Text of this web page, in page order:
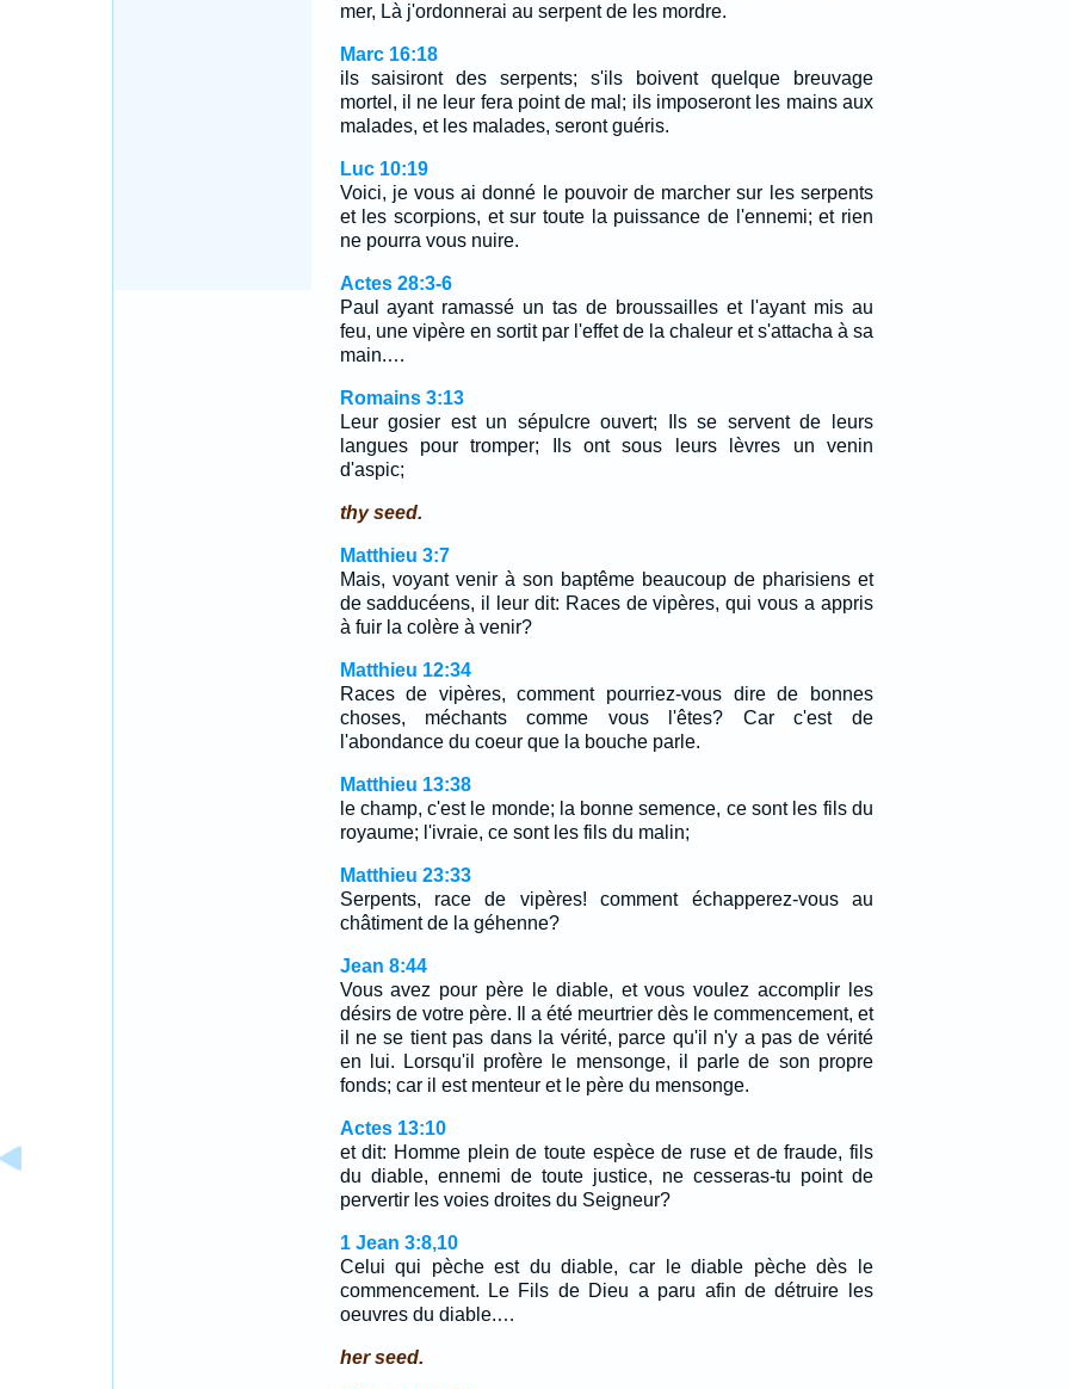
mer, Là j'ordonnerai au serpent de les mordre.
Marc 16:18
ils saisiront des serpents; s'ils boivent quelque breuvage
mortel, il ne leur fera point de mal; ils imposeront les mains aux
malades, et les malades, seront guéris.
Luc 10:19
Voici, je vous ai donné le pouvoir de marcher sur les serpents
et les scorpions, et sur toute la puissance de l'ennemi; et rien
ne pourra vous nuire.
Actes 28:3-6
Paul ayant ramassé un tas de broussailles et l'ayant mis au
feu, une vipère en sortit par l'effet de la chaleur et s'attacha à sa
main.…
Romains 3:13
Leur gosier est un sépulcre ouvert; Ils se servent de leurs
langues pour tromper; Ils ont sous leurs lèvres un venin
d'aspic;
thy seed.
Matthieu 3:7
Mais, voyant venir à son baptême beaucoup de pharisiens et
de sadducéens, il leur dit: Races de vipères, qui vous a appris
à fuir la colère à venir?
Matthieu 12:34
Races de vipères, comment pourriez-vous dire de bonnes
choses, méchants comme vous l'êtes? Car c'est de
l'abondance du coeur que la bouche parle.
Matthieu 13:38
le champ, c'est le monde; la bonne semence, ce sont les fils du
royaume; l'ivraie, ce sont les fils du malin;
Matthieu 23:33
Serpents, race de vipères! comment échapperez-vous au
châtiment de la géhenne?
Jean 8:44
Vous avez pour père le diable, et vous voulez accomplir les
désirs de votre père. Il a été meurtrier dès le commencement, et
il ne se tient pas dans la vérité, parce qu'il n'y a pas de vérité
en lui. Lorsqu'il profère le mensonge, il parle de son propre
fonds; car il est menteur et le père du mensonge.
Actes 13:10
et dit: Homme plein de toute espèce de ruse et de fraude, fils
du diable, ennemi de toute justice, ne cesseras-tu point de
pervertir les voies droites du Seigneur?
1 Jean 3:8,10
Celui qui pèche est du diable, car le diable pèche dès le
commencement. Le Fils de Dieu a paru afin de détruire les
oeuvres du diable.…
her seed.